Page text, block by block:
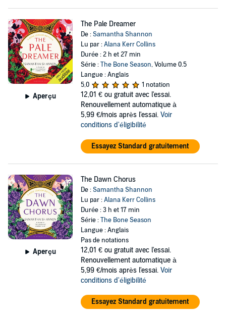
Aperçu
The Pale Dreamer
De :Samantha Shannon
Lu par :Alana Kerr Collins
Durée : 2 h et 27 min
Série :The Bone Season, Volume 0.5
Langue : Anglais
5,0
1 notation
12,01 € ou gratuit avec l'essai.
Renouvellement automatique à
5,99 €/mois après l'essai. Voir
conditions d'éligibilité
Essayez Standard gratuitement
Aperçu
The Dawn Chorus
De :Samantha Shannon
Lu par :Alana Kerr Collins
Durée : 3 h et 17 min
Série :The Bone Season
Langue : Anglais
Pas de notations
12,01 € ou gratuit avec l'essai.
Renouvellement automatique à
5,99 €/mois après l'essai. Voir
conditions d'éligibilité
Essayez Standard gratuitement